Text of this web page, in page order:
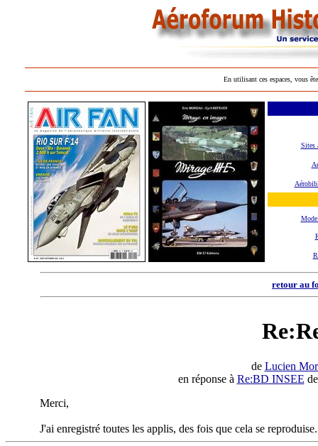
En utilisant ces espaces, vous
Sites
retour au
de Lucien
en réponse à Re:BD INSEE
Merci,
J'ai enregistré toutes les applis, des fois que cela se